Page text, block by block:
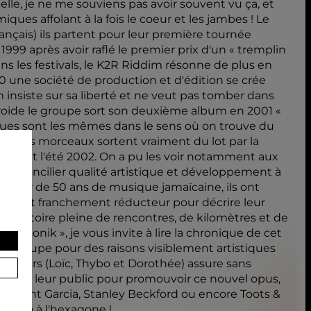
je ne me souviens pas avoir souvent vu ça, et
affolant à la fois le coeur et les jambes ! Le
ils partent pour leur première tournée
après avoir raflé le premier prix d'un « tremplin
les festivals, le K2R Riddim résonne de plus en
une société de production et d'édition se crée
insiste sur sa liberté et ne veut pas tomber dans
le groupe sort son deuxième album en 2001 «
sont les mêmes dans le sens où on trouve du
des morceaux sortent vraiment du lot par la
l'été 2002. On a pu les voir notamment aux
« concilier qualité artistique et développement à
de 50 ans de musique jamaïcaine, ils ont
et franchement réducteur pour décrire leur
histoire pleine de rencontres, de kilomètres et de
», je vous invite à lire la chronique de cet
groupe pour des raisons visiblement artistiques
(Loïc, Thybo et Dorothée) assure sans
de leur public pour promouvoir ce nouvel opus,
Garcia, Stanley Beckford ou encore Toots &